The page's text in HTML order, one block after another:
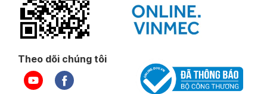
Theo dõi chúng tôi